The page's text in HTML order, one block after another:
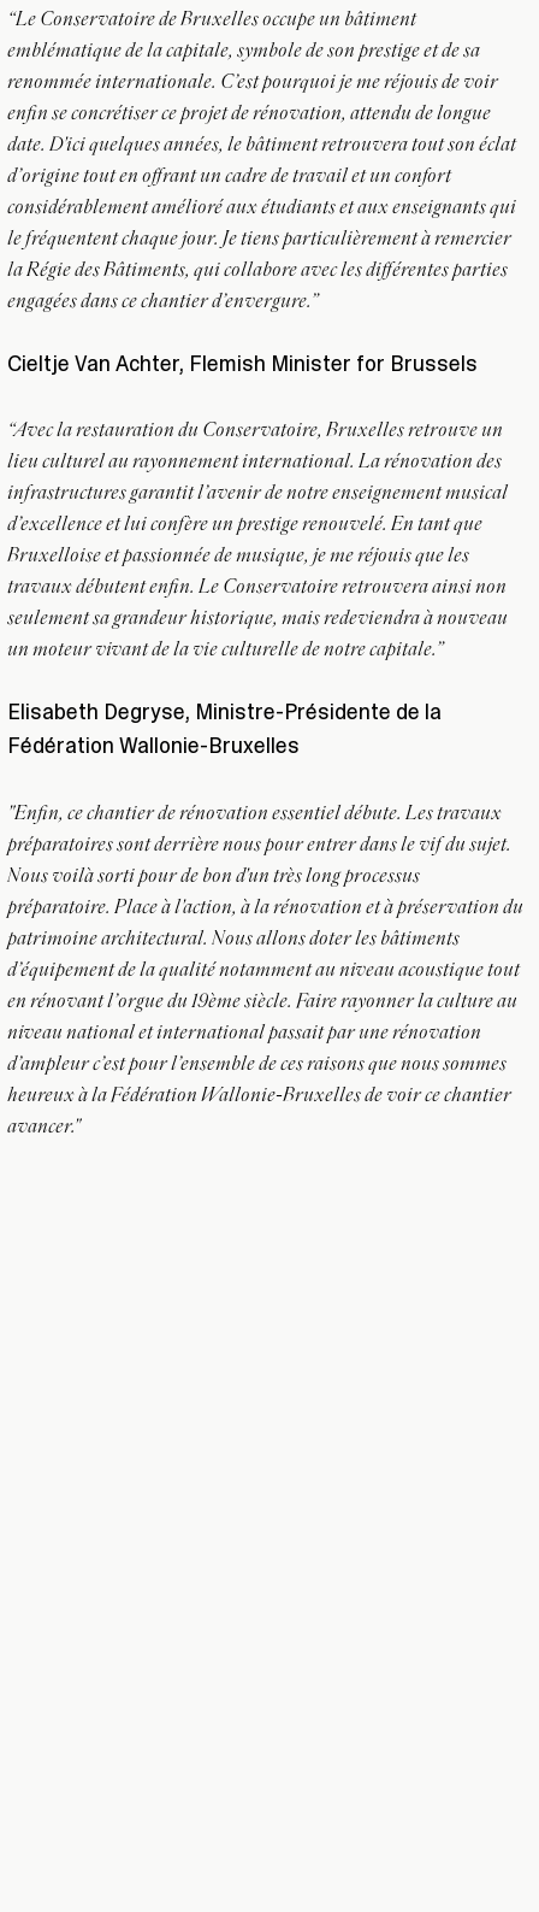
“Le Conservatoire de Bruxelles occupe un bâtiment
emblématique de la capitale, symbole de son prestige et de sa
renommée internationale. C’est pourquoi je me réjouis de voir
enfin se concrétiser ce projet de rénovation, attendu de longue
date. D'ici quelques années, le bâtiment retrouvera tout son éclat
d’origine tout en offrant un cadre de travail et un confort
considérablement amélioré aux étudiants et aux enseignants qui
le fréquentent chaque jour. Je tiens particulièrement à remercier
la Régie des Bâtiments, qui collabore avec les différentes parties
engagées dans ce chantier d’envergure.”
Cieltje Van Achter, Flemish Minister for Brussels
“Avec la restauration du Conservatoire, Bruxelles retrouve un
lieu culturel au rayonnement international. La rénovation des
infrastructures garantit l’avenir de notre enseignement musical
d’excellence et lui confère un prestige renouvelé. En tant que
Bruxelloise et passionnée de musique, je me réjouis que les
travaux débutent enfin. Le Conservatoire retrouvera ainsi non
seulement sa grandeur historique, mais redeviendra à nouveau
un moteur vivant de la vie culturelle de notre capitale.”
Elisabeth Degryse, Ministre-Présidente de la
Fédération Wallonie-Bruxelles
"Enfin, ce chantier de rénovation essentiel débute. Les travaux
préparatoires sont derrière nous pour entrer dans le vif du sujet.
Nous voilà sorti pour de bon d'un très long processus
préparatoire. Place à l'action, à la rénovation et à préservation du
patrimoine architectural. Nous allons doter les bâtiments
d’équipement de la qualité notamment au niveau acoustique tout
en rénovant l’orgue du 19ème siècle. Faire rayonner la culture au
niveau national et international passait par une rénovation
d’ampleur c’est pour l’ensemble de ces raisons que nous sommes
heureux à la Fédération Wallonie-Bruxelles de voir ce chantier
avancer."